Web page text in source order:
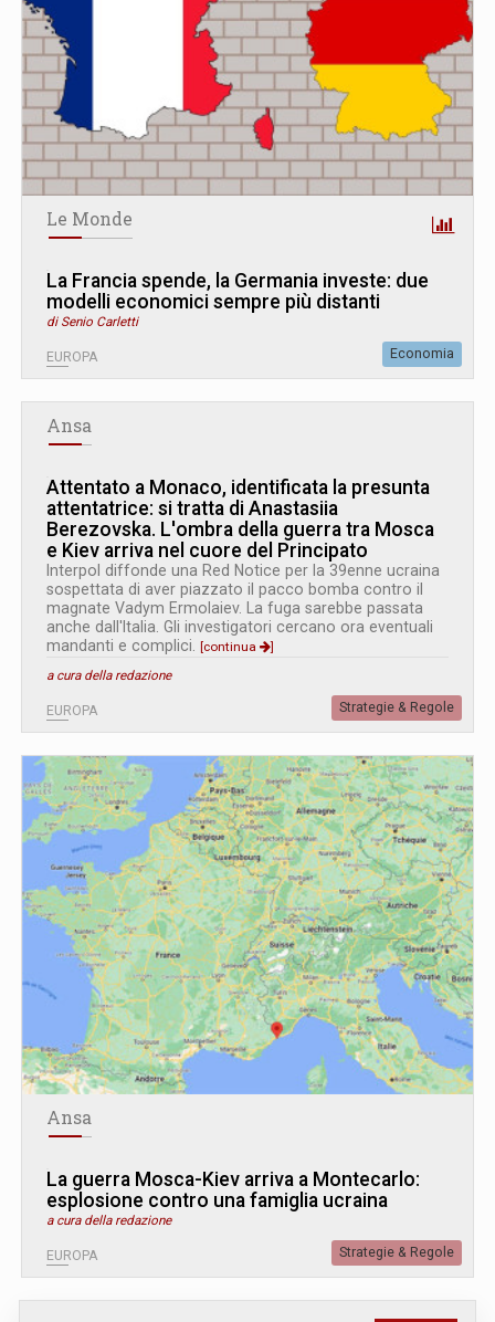
Le Monde
La Francia spende, la Germania investe: due
modelli economici sempre più distanti
di Senio Carletti
EUROPA Economia
Ansa
Attentato a Monaco, identificata la presunta
attentatrice: si tratta di Anastasiia
Berezovska. L'ombra della guerra tra Mosca
e Kiev arriva nel cuore del Principato
Interpol diffonde una Red Notice per la 39enne ucraina
sospettata di aver piazzato il pacco bomba contro il
magnate Vadym Ermolaiev. La fuga sarebbe passata
anche dall'Italia. Gli investigatori cercano ora eventuali
mandanti e complici. [continua
]
a cura della redazione
EUROPA Strategie & Regole
Ansa
La guerra Mosca-Kiev arriva a Montecarlo:
esplosione contro una famiglia ucraina
a cura della redazione
EUROPA Strategie & Regole